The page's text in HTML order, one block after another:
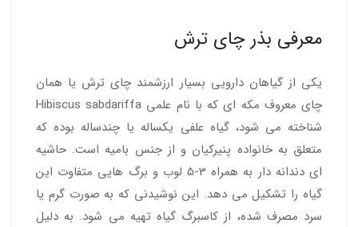
معرفی بذر چای ترش
یکی از گیاهان دارویی بسیار ارزشمند چای ترش یا همان
چای معروف مکه ای که با نام علمی Hibiscus sabdariffa
شناخته می شود، گیاه علفی یکساله یا چندساله بوده که
متعلق به خانواده پنیرکیان و از جنس بامیه است. حاشیه
ای دندانه دار به همراه 3-5 لوب و برگ هایی متفاوت این
گیاه را تشکیل می دهد. این نوشیدنی که به صورت گرم یا
سرد مصرف شده، از کاسبرگ گیاه تهیه می شود. به دلیل